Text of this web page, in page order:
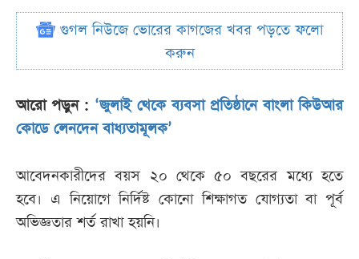
গুগল নিউজে ভোরের কাগজের খবর পড়তে ফলো
করুন
আরো পড়ুন : ‘জুলাই থেকে ব্যবসা প্রতিষ্ঠানে বাংলা কিউআর
কোডে লেনদেন বাধ্যতামূলক’
আবেদনকারীদের বয়স ২০ থেকে ৫০ বছরের মধ্যে হতে
হবে। এ নিয়োগে নির্দিষ্ট কোনো শিক্ষাগত যোগ্যতা বা পূর্ব
অভিজ্ঞতার শর্ত রাখা হয়নি।